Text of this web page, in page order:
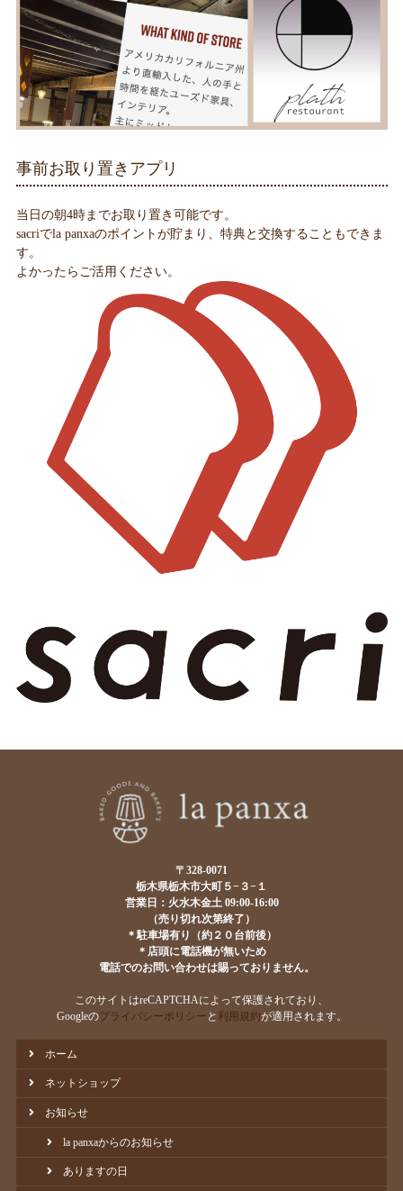
事前お取り置きアプリ
当日の朝4時までお取り置き可能です。
sacriでla panxaのポイントが貯まり、特典と交換することもできま
す。
よかったらご活用ください。
〒328-0071
栃木県栃木市大町５−３−１
営業日：火水木金土 09:00-16:00
（売り切れ次第終了）
＊駐車場有り（約２０台前後）
＊店頭に電話機が無いため
電話でのお問い合わせは賜っておりません。
このサイトはreCAPTCHAによって保護されており、
Googleのプライバシーポリシー と 利用規約が適用されます。
ホーム
ネットショップ
お知らせ
la panxaからのお知らせ
ありますの日